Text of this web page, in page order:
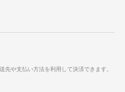
先や支払い方法を利用して決済できます。